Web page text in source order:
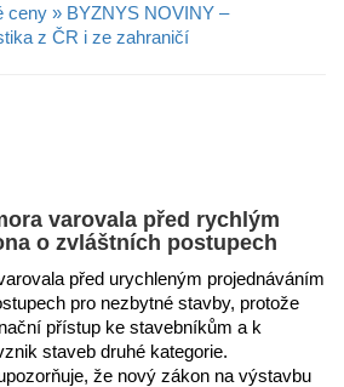
ceny » BYZNYS NOVINY –
z ČR i ze zahraničí
varovala před rychlým
o zvláštních postupech
před urychleným projednáváním
pro nezbytné stavby, protože
přístup ke stavebníkům a k
staveb druhé kategorie.
že nový zákon na výstavbu